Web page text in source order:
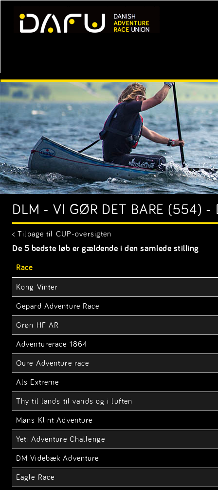
DLM - VI GØR DET BARE (554) -
< Tilbage til CUP-oversigten
De 5 bedste løb er gældende i den samlede stilling
Race
Kong Vinter
Gepard Adventure Race
Grøn HF AR
Adventurerace 1864
Oure Adventure race
Als Extreme
Thy til lands til vands og i luften
Møns Klint Adventure
Yeti Adventure Challenge
DM Videbæk Adventure
Eagle Race